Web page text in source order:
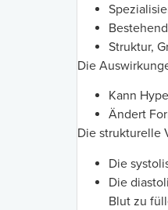
Struktur,
Die
Kann
Ändert
Die strukturelle
Die
Die
Blut zu